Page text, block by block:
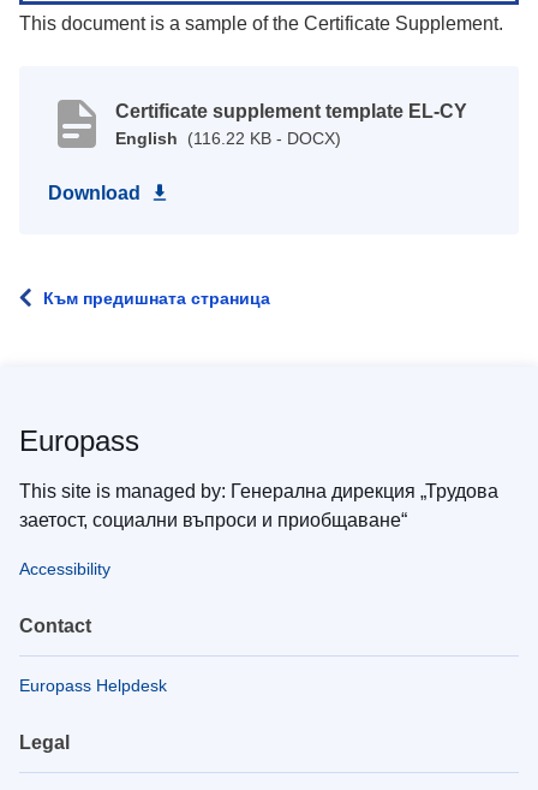
This document is a sample of the Certificate Supplement.
Certificate supplement template EL-CY
English (116.22 KB - DOCX)
Download
Към предишната страница
Europass
This site is managed by: Генерална дирекция „Трудова
заетост, социални въпроси и приобщаване“
Accessibility
Contact
Europass Helpdesk
Legal